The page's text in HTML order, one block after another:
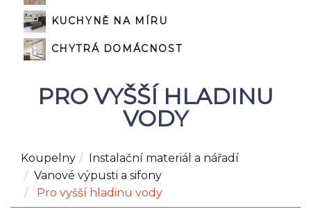
KUCHYNĚ NA MÍRU
CHYTRÁ DOMÁCNOST
PRO VYŠŠÍ HLADINU
VODY
Koupelny
Instalační materiál a nářadí
Vanové výpusti a sifony
Pro vyšší hladinu vody